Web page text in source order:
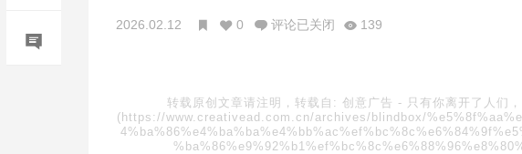
2026.02.12 0 评论已关闭 139
转载原创文章请注明，转载自: 创意广告 - 只有你离开了人们
(https://www.creativead.com.cn/archives/blindbox/